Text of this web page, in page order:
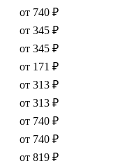
от 740 ₽
от 345 ₽
от 345 ₽
от 171 ₽
от 313 ₽
от 313 ₽
от 740 ₽
от 740 ₽
от 819 ₽